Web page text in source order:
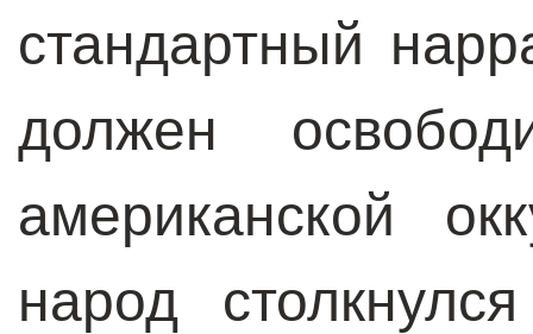
стандартный
должен
американской
народ